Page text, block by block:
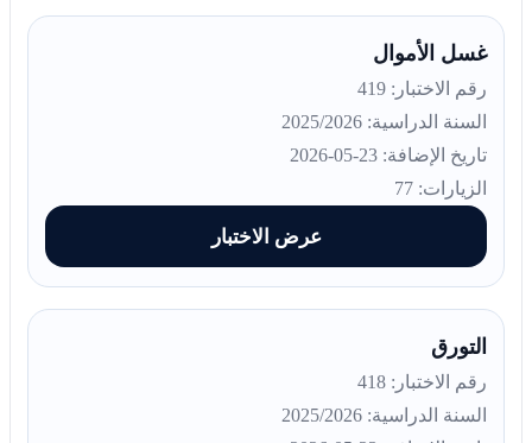
غسل الأموال
رقم الاختبار: 419
السنة الدراسية: 2025/2026
تاريخ الإضافة: 23-05-2026
الزيارات: 77
عرض الاختبار
التورق
رقم الاختبار: 418
السنة الدراسية: 2025/2026